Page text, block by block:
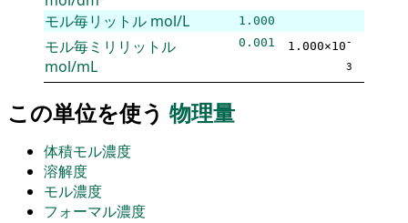
モル毎リットル mol/L 1.000
モル毎ミリリットル
mol/mL
0.001 1.000×10-
3
この単位を使う 物理量
体積モル濃度
溶解度
モル濃度
フォーマル濃度